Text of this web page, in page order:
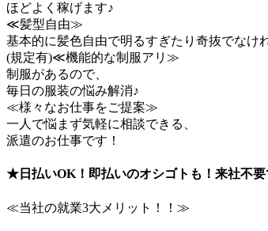
ほどよく稼げます♪
≪髪型自由≫
基本的に髪色自由で明るすぎたり奇抜でなけ
(規定有)≪機能的な制服アリ≫
制服があるので、
毎日の服装の悩み解消♪
≪様々なお仕事をご提案≫
一人で悩まず気軽に相談できる、
派遣のお仕事です！
★日払いOK！即払いのオシゴトも！来社不
≪当社の就業3大メリット！！≫